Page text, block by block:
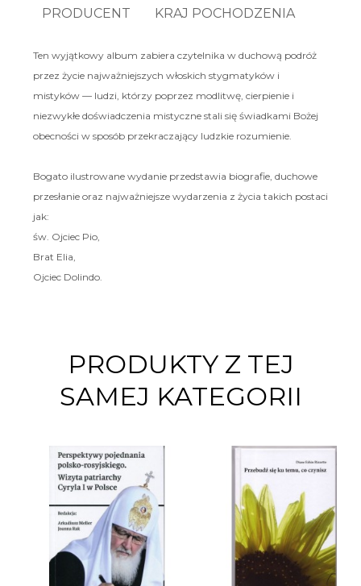
PRODUCENT KRAJ POCHODZENIA
Ten wyjątkowy album zabiera czytelnika w duchową podróż
przez życie najważniejszych włoskich stygmatyków i
mistyków — ludzi, którzy poprzez modlitwę, cierpienie i
niezwykłe doświadczenia mistyczne stali się świadkami Bożej
obecności w sposób przekraczający ludzkie rozumienie.
Bogato ilustrowane wydanie przedstawia biografie, duchowe
przesłanie oraz najważniejsze wydarzenia z życia takich postaci
jak:
św. Ojciec Pio,
Brat Elia,
Ojciec Dolindo.
PRODUKTY Z TEJ
SAMEJ KATEGORII